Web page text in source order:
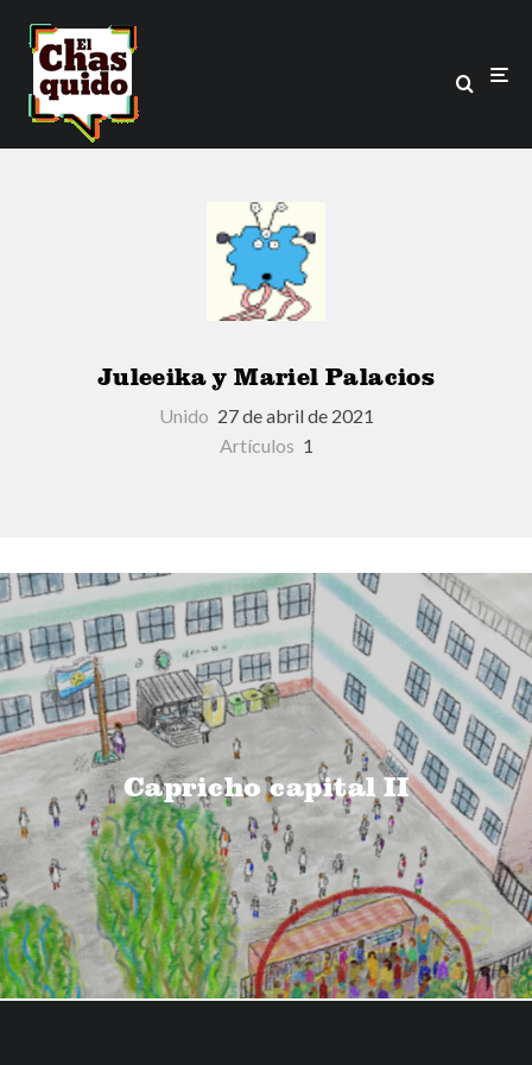
Juleeika y Mariel Palacios
Unido 27 de abril de 2021
Artículos 1
Capricho capital II